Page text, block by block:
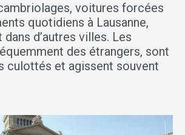
voitures forcées
quotidiens à Lausanne,
d’autres villes. Les
des étrangers, sont
culottés et agissent souvent